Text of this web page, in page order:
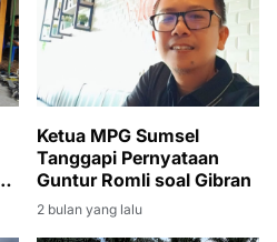
Ketua MPG Sumsel
Tanggapi Pernyataan
Guntur Romli soal Gibran
2 bulan yang lalu